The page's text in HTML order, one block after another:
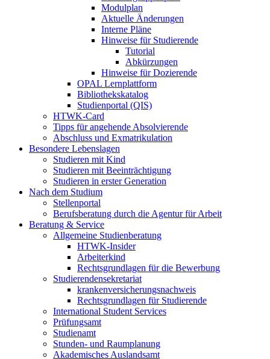
Modulplan
Aktuelle Änderungen
Interne Pläne
Hinweise für Studierende
Tutorial
Abkürzungen
Hinweise für Dozierende
OPAL Lernplattform
Bibliothekskatalog
Studienportal (QIS)
HTWK-Card
Tipps für angehende Absolvierende
Abschluss und Exmatrikulation
Besondere Lebenslagen
Studieren mit Kind
Studieren mit Beeinträchtigung
Studieren in erster Generation
Nach dem Studium
Stellenportal
Berufsberatung durch die Agentur für Arbeit
Beratung & Service
Allgemeine Studienberatung
HTWK-Insider
Arbeiterkind
Rechtsgrundlagen für die Bewerbung
Studierendensekretariat
krankenversicherungsnachweis
Rechtsgrundlagen für Studierende
International Student Services
Prüfungsamt
Studienamt
Stunden- und Raumplanung
Akademisches Auslandsamt